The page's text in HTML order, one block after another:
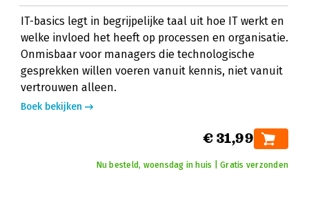
IT-basics legt in begrijpelijke taal uit hoe IT werkt en
welke invloed het heeft op processen en organisatie.
Onmisbaar voor managers die technologische
gesprekken willen voeren vanuit kennis, niet vanuit
vertrouwen alleen.
Boek bekijken
€ 31,99
Nu besteld, woensdag in huis | Gratis verzonden